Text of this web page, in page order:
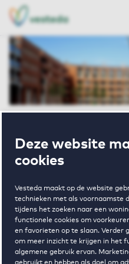
Deze website
cookies
Vesteda maakt op de website
technieken met als voornaamste
tijdens het zoeken naar een
functionele cookies om
en favorieten op te slaan. Verder
om meer inzicht te krijgen in het
algemene gebruik ervan.
NL
EN
Sphinxlunet
D